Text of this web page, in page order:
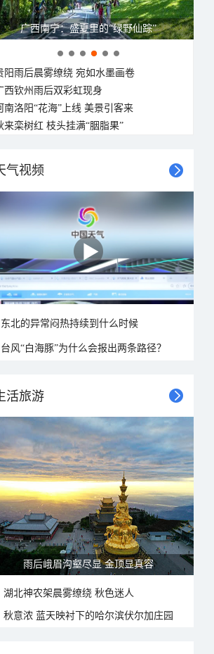
呼伦贝尔草原 藏着最治愈的蓝天白云
阳雨后晨雾缭绕 宛如水墨画卷
西钦州雨后双彩虹现身
南洛阳“花海”上线 美景引客来
来栾树红 枝头挂满“胭脂果”
气视频
东北的异常闷热持续到什么时候
台风“白海豚”为什么会报出两条路径？
活旅游
山水扇面：秋红点缀颐和园西堤
湖北神农架晨雾缭绕 秋色迷人
秋意浓 蓝天映衬下的哈尔滨伏尔加庄园